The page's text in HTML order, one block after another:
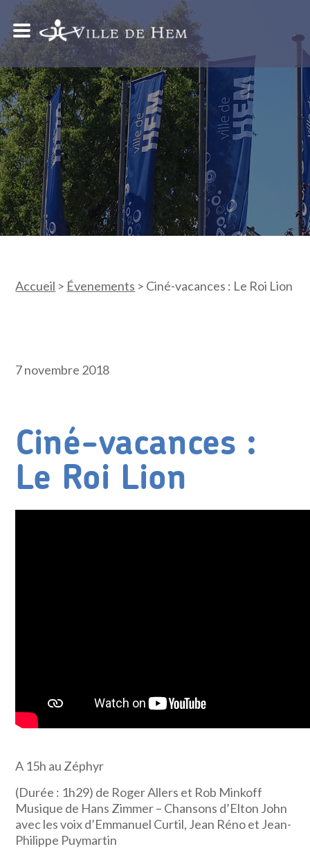
Accueil > Évenements > Ciné-vacances : Le Roi Lion
7 novembre 2018
Ciné-vacances :
Le Roi Lion
A 15h au Zéphyr
(Durée : 1h29) de Roger Allers et Rob Minkoff
Musique de Hans Zimmer – Chansons d’Elton John
avec les voix d’Emmanuel Curtil, Jean Réno et Jean-
Philippe Puymartin